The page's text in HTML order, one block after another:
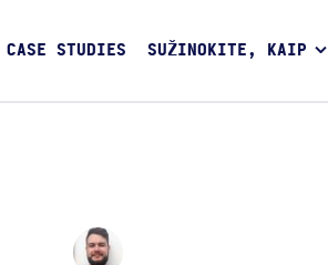
CASE STUDIES SUŽINOKITE, KAIP